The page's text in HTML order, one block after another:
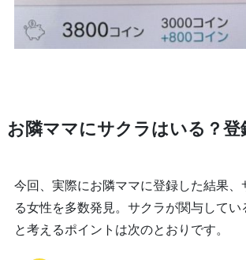
お隣ママにサクラはいる？登
今回、実際にお隣ママに登録した結果
る女性を多数発見。サクラが関与して
と考えるポイントは次のとおりです。